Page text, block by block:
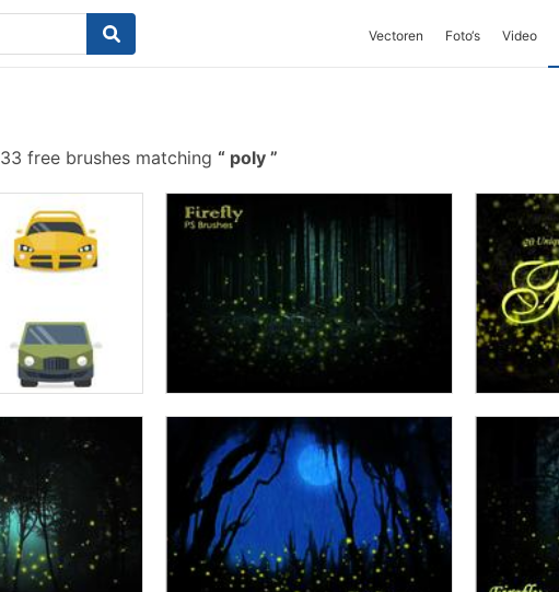
Vectoren Foto‘s Video
33 free brushes matching poly